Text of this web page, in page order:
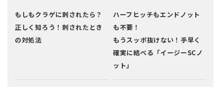
もしもクラゲに刺されたら？
正しく知ろう！刺されたとき
の対処法
ハーフヒッチもエンドノット
も不要！
もうスッポ抜けない！手早く
確実に結べる「イージーSCノ
ット」